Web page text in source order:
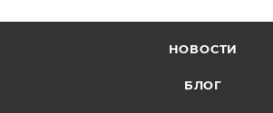
НОВОСТИ
БЛОГ